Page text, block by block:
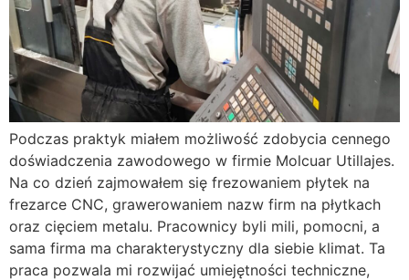
Podczas praktyk miałem możliwość zdobycia cennego
doświadczenia zawodowego w firmie Molcuar Utillajes.
Na co dzień zajmowałem się frezowaniem płytek na
frezarce CNC, grawerowaniem nazw firm na płytkach
oraz cięciem metalu. Pracownicy byli mili, pomocni, a
sama firma ma charakterystyczny dla siebie klimat. Ta
praca pozwala mi rozwijać umiejętności techniczne,